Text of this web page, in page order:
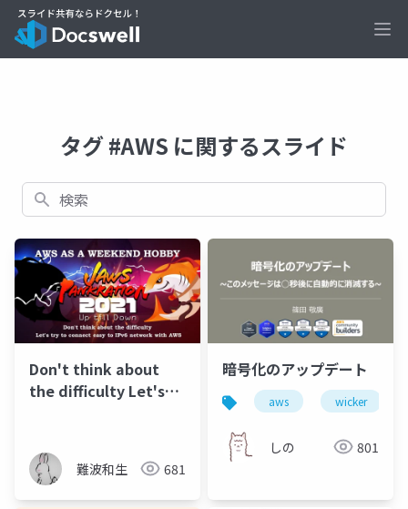
タグ #AWS に関するスライド
検索
Don't think about
the difficulty Let's
AWS
難波和生 681
暗号化のアップデート
aws wicker
しの 801